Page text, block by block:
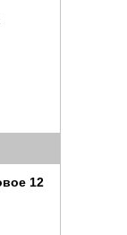
12